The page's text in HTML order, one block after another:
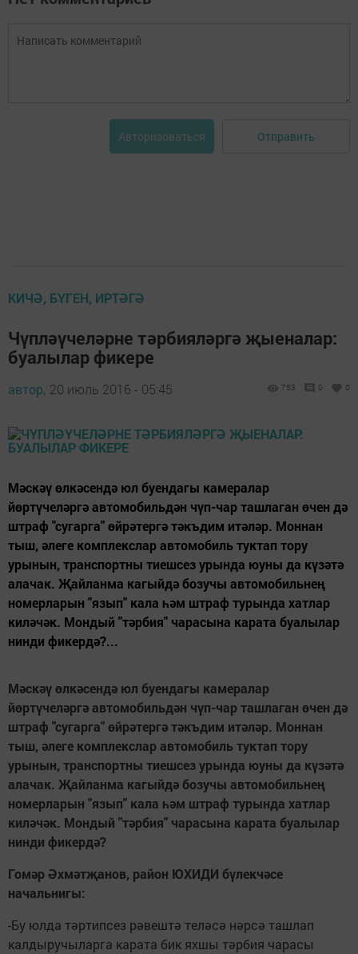
Авторизоваться Отправить
КИЧӘ, БҮГЕН, ИРТӘГӘ
Чүпләүчеләрне тәрбияләргә җыеналар:
буалылар фикере
автор, 20 июль 2016 - 05:45 753 0 0
Мәскәү өлкәсендә юл буендагы камералар
йөртүчеләргә автомобильдән чүп-чар ташлаган өчен дә
штраф "сугарга" өйрәтергә тәкъдим итәләр. Моннан
тыш, әлеге комплекслар автомобиль туктап тору
урынын, транспортны тиешсез урында юуны да күзәтә
алачак. Җайланма кагыйдә бозучы автомобильнең
номерларын "язып" кала һәм штраф турында хатлар
киләчәк. Мондый "тәрбия" чарасына карата буалылар
нинди фикердә?...
Мәскәү өлкәсендә юл буендагы камералар
йөртүчеләргә автомобильдән чүп-чар ташлаган өчен дә
штраф "сугарга" өйрәтергә тәкъдим итәләр. Моннан
тыш, әлеге комплекслар автомобиль туктап тору
урынын, транспортны тиешсез урында юуны да күзәтә
алачак. Җайланма кагыйдә бозучы автомобильнең
номерларын "язып" кала һәм штраф турында хатлар
киләчәк. Мондый "тәрбия" чарасына карата буалылар
нинди фикердә?
Гомәр Әхмәтҗанов, район ЮХИДИ бүлекчәсе
начальнигы:
-Бу юлда тәртипсез рәвештә теләсә нәрсә ташлап
калдыручыларга карата бик яхшы тәрбия чарасы